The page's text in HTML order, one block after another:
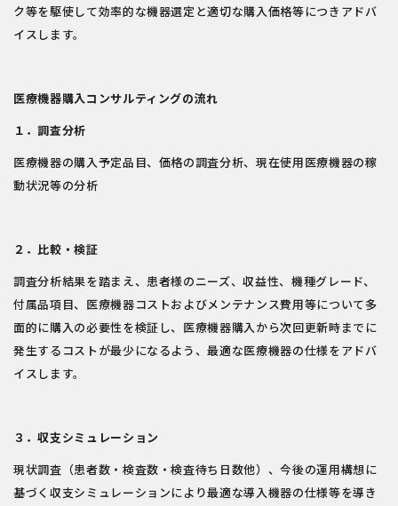
ク等を駆使して効率的な機器選定と適切な購入価格等につきアドバ
イスします。
医療機器購入コンサルティングの流れ
１．調査分析
医療機器の購入予定品目、価格の調査分析、現在使用医療機器の稼
動状況等の分析
２．比較・検証
調査分析結果を踏まえ、患者様のニーズ、収益性、機種グレード、
付属品項目、医療機器コストおよびメンテナンス費用等について多
面的に購入の必要性を検証し、医療機器購入から次回更新時までに
発生するコストが最少になるよう、最適な医療機器の仕様をアドバ
イスします。
３．収支シミュレーション
現状調査（患者数・検査数・検査待ち日数他）、今後の運用構想に
基づく収支シミュレーションにより最適な導入機器の仕様等を導き